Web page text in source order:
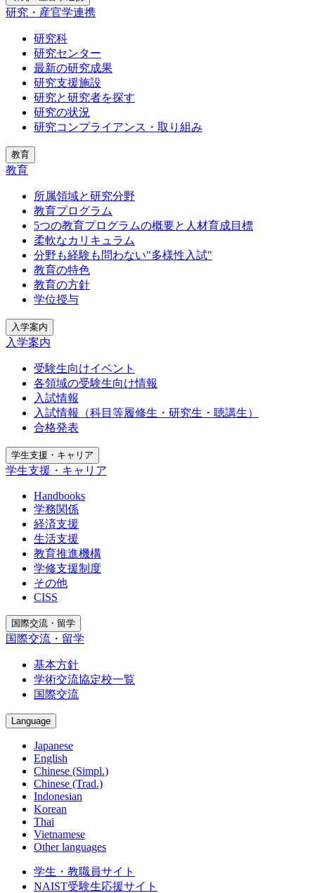
研究・産官学連携
研究科
研究センター
最新の研究成果
研究支援施設
研究と研究者を探す
研究の状況
研究コンプライアンス・取り組み
教育
教育
所属領域と研究分野
教育プログラム
5つの教育プログラムの概要と人材育成目標
柔軟なカリキュラム
分野も経験も問わない"多様性入試"
教育の特色
教育の方針
学位授与
入学案内
入学案内
受験生向けイベント
各領域の受験生向け情報
入試情報
入試情報（科目等履修生・研究生・聴講生）
合格発表
学生支援・キャリア
学生支援・キャリア
Handbooks
学務関係
経済支援
生活支援
教育推進機構
学修支援制度
その他
CISS
国際交流・留学
国際交流・留学
基本方針
学術交流協定校一覧
国際交流
Language
Japanese
English
Chinese (Simpl.)
Chinese (Trad.)
Indonesian
Korean
Thai
Vietnamese
Other languages
学生・教職員サイト
NAIST受験生応援サイト